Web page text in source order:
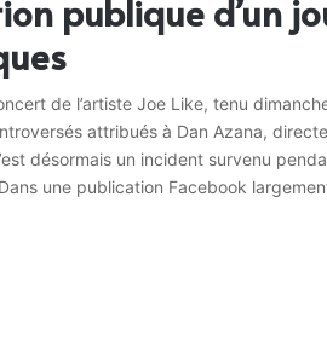
publique d’un
de l’artiste Joe Like, tenu
attribués à Dan Azana,
désormais un incident survenu
une publication Facebook